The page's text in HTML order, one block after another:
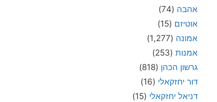
אהבה (74)
אוטיזם (15)
אמונה (1,277)
אמנות (253)
גרשון הכהן (818)
דור יחזקאלי (16)
דניאל יחזקאלי (15)